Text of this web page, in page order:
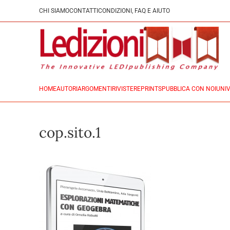
CHI SIAMOCONTATTI CONDIZIONI, FAQ E AIUTO
HOMEAUTORI ARGOMENTI RIVISTEREPRINTSPUBBLICA CON NOI
cop.sito.1